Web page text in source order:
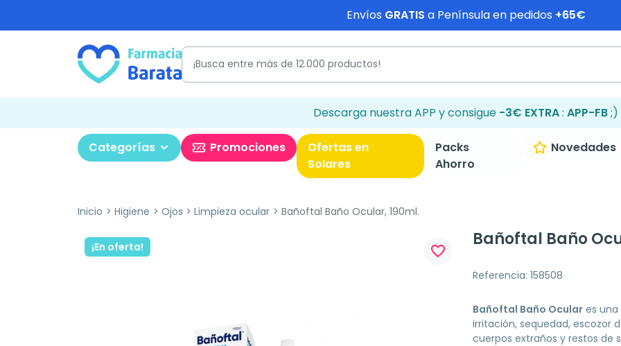
Envíos GRATIS a Península en pedidos +65€
Descarga nuestra APP y consigue -3€ EXTRA: APP-FB;)
Categorías Promociones
Ofertas en
Solares
Packs
Ahorro
Novedades
Inicio Higiene Ojos Limpieza ocular Bañoftal Baño Ocular, 190ml.
¡En oferta! favorite_border
Bañoftal Baño
Referencia: 158508
Bañoftal Baño Ocular es
irritación, sequedad, escozor
cuerpos extraños y restos de